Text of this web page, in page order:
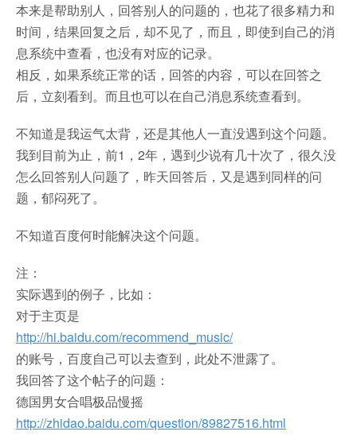
本来是帮助别人，回答别人的问题的，也花了很多精力和
时间，结果回复之后，却不见了，而且，即使到自己的消
息系统中查看，也没有对应的记录。
相反，如果系统正常的话，回答的内容，可以在回答之
后，立刻看到。而且也可以在自己消息系统查看到。
不知道是我运气太背，还是其他人一直没遇到这个问题。
我到目前为止，前1，2年，遇到少说有几十次了，很久没
怎么回答别人问题了，昨天回答后，又是遇到同样的问
题，郁闷死了。
不知道百度何时能解决这个问题。
注：
实际遇到的例子，比如：
对于主页是
http://hi.baidu.com/recommend_music/
的账号，百度自己可以去查到，此处不泄露了。
我回答了这个帖子的问题：
德国男女合唱极品慢摇
http://zhidao.baidu.com/question/89827516.html